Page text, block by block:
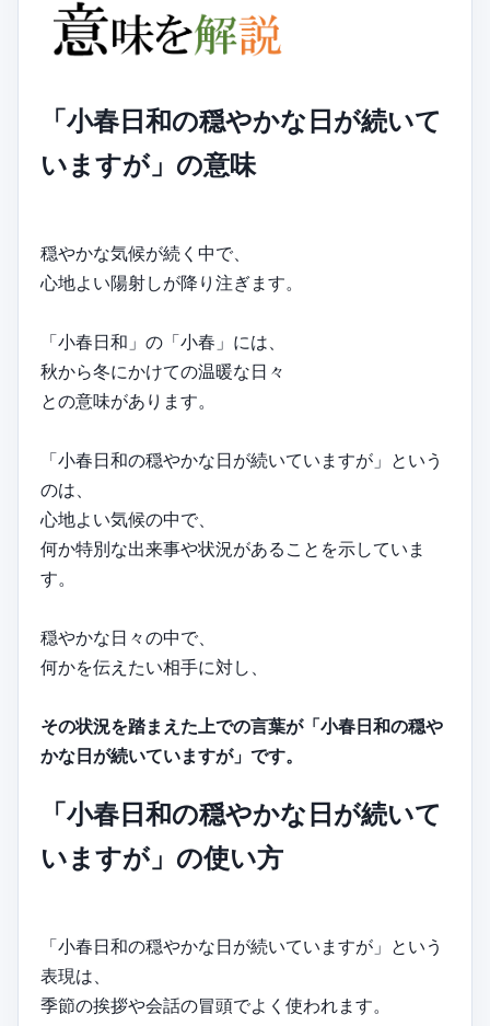
「小春日和の穏やかな日が続いて
いますが」の意味
穏やかな気候が続く中で、
心地よい陽射しが降り注ぎます。
「小春日和」の「小春」には、
秋から冬にかけての温暖な日々
との意味があります。
「小春日和の穏やかな日が続いていますが」という
のは、
心地よい気候の中で、
何か特別な出来事や状況があることを示していま
す。
穏やかな日々の中で、
何かを伝えたい相手に対し、
その状況を踏まえた上での言葉が「小春日和の穏や
かな日が続いていますが」です。
「小春日和の穏やかな日が続いて
いますが」の使い方
「小春日和の穏やかな日が続いていますが」という
表現は、
季節の挨拶や会話の冒頭でよく使われます。